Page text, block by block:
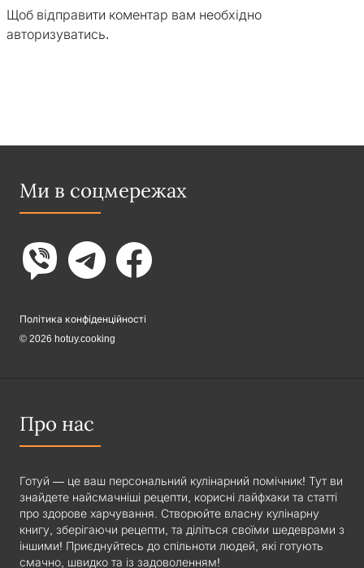
Щоб відправити коментар вам необхідно
авторизуватись.
Ми в соцмережах
Політика конфіденційності
© 2026 hotuy.cooking
Про нас
Готуй — це ваш персональний кулінарний помічник! Тут ви
знайдете найсмачніші рецепти, корисні лайфхаки та статті
про здорове харчування. Створюйте власну кулінарну
книгу, зберігаючи рецепти, та діліться своїми шедеврами з
іншими! Приєднуйтесь до спільноти людей, які готують
смачно, швидко та із задоволенням!